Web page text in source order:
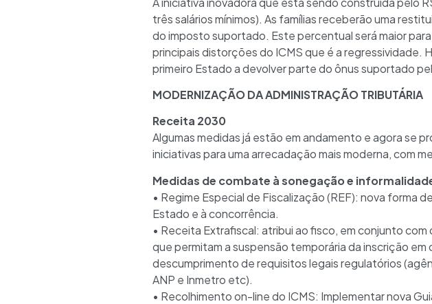
três salários mínimos). As famílias receberão uma
do imposto suportado. Este percentual será maior
principais distorções do ICMS que é a regressividade.
primeiro Estado a devolver parte do ônus suportado
MODERNIZAÇÃO DA ADMINISTRAÇÃO TRIBUTÁRIA
Receita 2030
Algumas medidas já estão em andamento e agora se
iniciativas para uma arrecadação mais moderna, com
Medidas de combate à sonegação e
• Regime Especial de Fiscalização (REF): nova forma
Estado e à concorrência.
• Receita Extrafiscal: atribui ao fisco, em conjunto
que permitam a suspensão temporária da inscrição
descumprimento de requisitos legais regulatórios
ANP e Inmetro etc).
• Recolhimento on-line do ICMS: Implementar nova